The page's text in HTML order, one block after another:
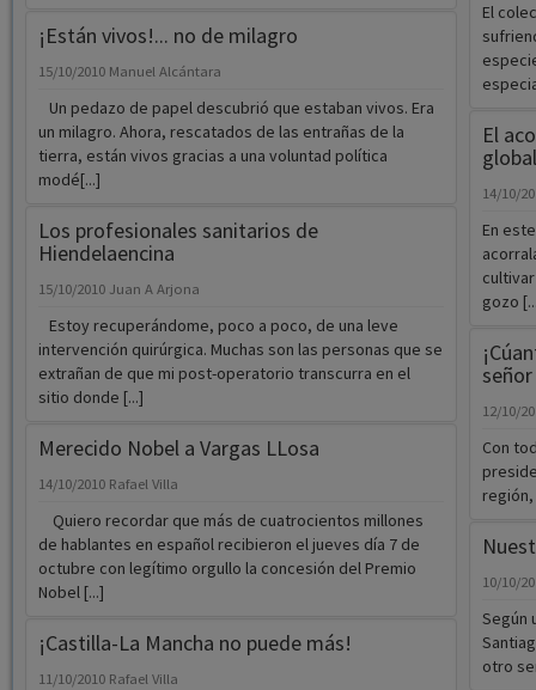
¡Están vivos!... no de milagro
15/10/2010 Manuel Alcántara
Un pedazo de papel descubrió que estaban vivos. Era
un milagro. Ahora, rescatados de las entrañas de la
tierra, están vivos gracias a una voluntad política
modé[...]
Los profesionales sanitarios de
Hiendelaencina
15/10/2010 Juan A Arjona
Estoy recuperándome, poco a poco, de una leve
intervención quirúrgica. Muchas son las personas que se
extrañan de que mi post-operatorio transcurra en el
sitio donde [...]
Merecido Nobel a Vargas LLosa
14/10/2010 Rafael Villa
Quiero recordar que más de cuatrocientos millones
de hablantes en español recibieron el jueves día 7 de
octubre con legítimo orgullo la concesión del Premio
Nobel [...]
¡Castilla-La Mancha no puede más!
11/10/2010 Rafael Villa
El
El
14/10/
En
gozo
12/10/
Con
región,
10/10/
Según
otro